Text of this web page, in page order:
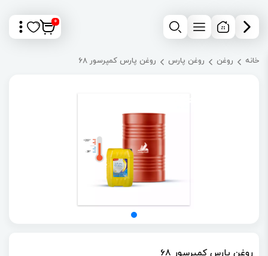
0
خانه روغن روغن پارس روغن پارس کمپرسور 68
روغن پارس کمپرسور 68